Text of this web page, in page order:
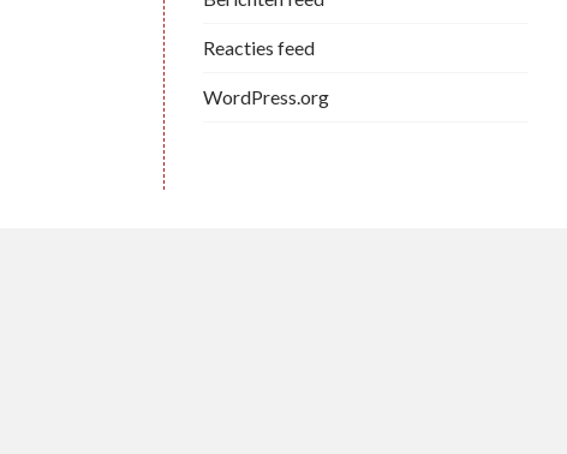
Reacties feed
WordPress.org